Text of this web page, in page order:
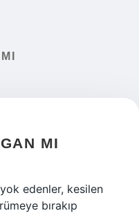
MI
edenler, kesilen
bırakıp